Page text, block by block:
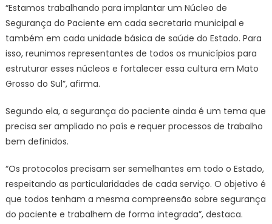
“Estamos trabalhando para implantar um Núcleo de
Segurança do Paciente em cada secretaria municipal e
também em cada unidade básica de saúde do Estado. Para
isso, reunimos representantes de todos os municípios para
estruturar esses núcleos e fortalecer essa cultura em Mato
Grosso do Sul”, afirma.
Segundo ela, a segurança do paciente ainda é um tema que
precisa ser ampliado no país e requer processos de trabalho
bem definidos.
“Os protocolos precisam ser semelhantes em todo o Estado,
respeitando as particularidades de cada serviço. O objetivo é
que todos tenham a mesma compreensão sobre segurança
do paciente e trabalhem de forma integrada”, destaca.